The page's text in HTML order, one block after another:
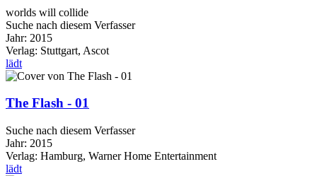
worlds will collide
Suche nach diesem Verfasser
Jahr: 2015
Verlag: Stuttgart, Ascot
lädt
The Flash - 01
Suche nach diesem Verfasser
Jahr: 2015
Verlag: Hamburg, Warner Home Entertainment
lädt